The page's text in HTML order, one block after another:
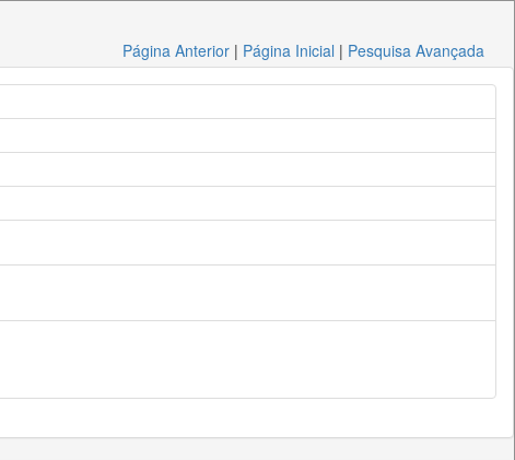
Página Anterior | Página Inicial | Pesquisa Avançada